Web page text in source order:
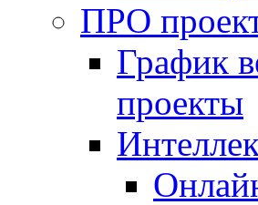
ПРО
График
проекты